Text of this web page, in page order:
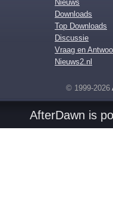
Nieuws
Downloads
Top Downloads
Discussie
Vraag en
Nieuws2.nl
© 1999-2026
AfterDawn is